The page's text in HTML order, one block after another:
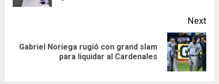
Next
Next
Gabriel Noriega rugió con grand slam
para liquidar al Cardenales